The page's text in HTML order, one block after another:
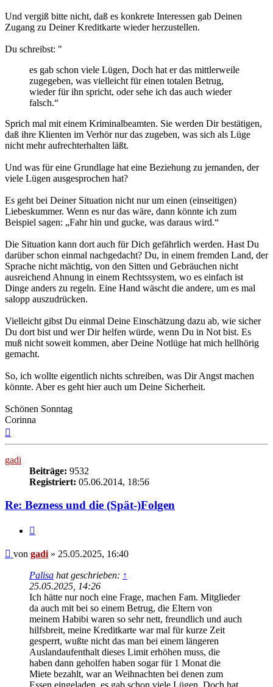
Und vergiß bitte nicht, daß es konkrete Interessen gab Deinen
Zugang zu Deiner Kreditkarte wieder herzustellen.
Du schreibst: "
es gab schon viele Lügen, Doch hat er das mittlerweile
zugegeben, was vielleicht für einen totalen Betrug,
wieder für ihn spricht, oder sehe ich das auch wieder
falsch.“
Sprich mal mit einem Kriminalbeamten. Sie werden Dir bestätigen,
daß ihre Klienten im Verhör nur das zugeben, was sich als Lüge
nicht mehr aufrechterhalten läßt.
Und was für eine Grundlage hat eine Beziehung zu jemanden, der
viele Lügen ausgesprochen hat?
Es geht bei Deiner Situation nicht nur um einen (einseitigen)
Liebeskummer. Wenn es nur das wäre, dann könnte ich zum
Beispiel sagen: „Fahr hin und gucke, was daraus wird.“
Die Situation kann dort auch für Dich gefährlich werden. Hast Du
darüber schon einmal nachgedacht? Du, in einem fremden Land, der
Sprache nicht mächtig, von den Sitten und Gebräuchen nicht
ausreichend Ahnung in einem Rechtssystem, wo es einfach ist
Dinge anders zu regeln. Eine Hand wäscht die andere, um es mal
salopp auszudrücken.
Vielleicht gibst Du einmal Deine Einschätzung dazu ab, wie sicher
Du dort bist und wer Dir helfen würde, wenn Du in Not bist. Es
muß nicht soweit kommen, aber Deine Notlüge hat mich hellhörig
gemacht.
So, ich wollte eigentlich nichts schreiben, was Dir Angst machen
könnte. Aber es geht hier auch um Deine Sicherheit.
Schönen Sonntag
Corinna
gadi
Beiträge: 9532
Registriert: 05.06.2014, 18:56
Re: Bezness und die (Spät-)Folgen
Beitrag
von gadi » 25.05.2025, 16:40
Palisa hat geschrieben: ↑
25.05.2025, 14:26
Ich hätte nur noch eine Frage, machen Fam. Mitglieder
da auch mit bei so einem Betrug, die Eltern von
meinem Habibi waren so sehr nett, freundlich und auch
hilfsbreit, meine Kreditkarte war mal für kurze Zeit
gesperrt, wußte nicht das man bei einem längeren
Auslandaufenthalt dieses Limit erhöhen muss, die
haben dann geholfen haben sogar für 1 Monat die
Miete bezahlt, war an Weihnachten bei denen zum